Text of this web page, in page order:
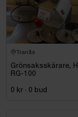
Tranås
Grönsaksskärare,
RG-100
0 kr · 0 bud